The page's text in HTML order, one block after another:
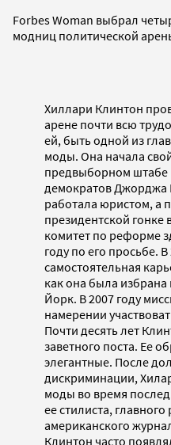
Forbes Woman выбрал
модниц политической
Хиллари Клинтон
арене почти всю
ей, быть одной из
моды. Она начала
предвыборном штабе
демократов Джорджа
работала юристом, а
президентской гонке
комитет по реформе
году по его просьбе.
самостоятельная
как она была избрана
Йорк. В 2007 году
намерении
Почти десять лет
заветного поста. Ее
элегантные. После
дискриминации,
моды во время
ее стилиста, главного
американского
Клинтон часто